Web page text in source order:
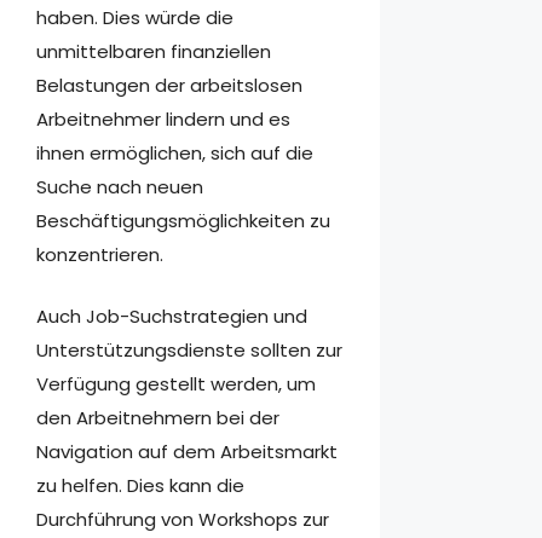
haben. Dies würde die
unmittelbaren finanziellen
Belastungen der arbeitslosen
Arbeitnehmer lindern und es
ihnen ermöglichen, sich auf die
Suche nach neuen
Beschäftigungsmöglichkeiten zu
konzentrieren.
Auch Job-Suchstrategien und
Unterstützungsdienste sollten zur
Verfügung gestellt werden, um
den Arbeitnehmern bei der
Navigation auf dem Arbeitsmarkt
zu helfen. Dies kann die
Durchführung von Workshops zur